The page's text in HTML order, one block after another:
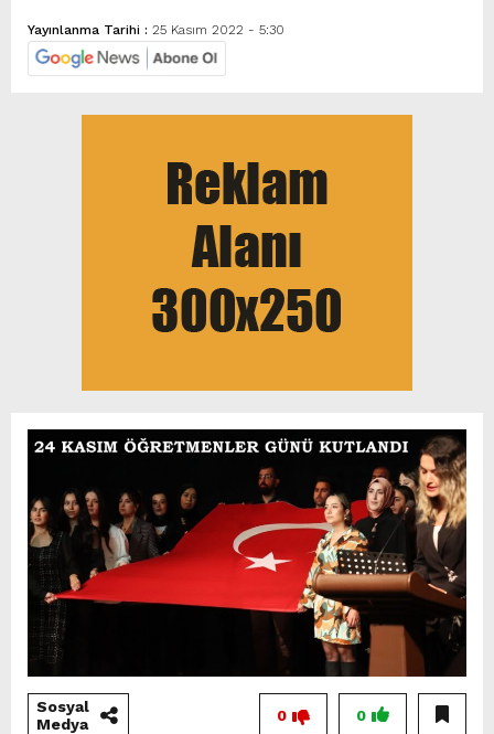
Yayınlanma Tarihi : 25 Kasım 2022 - 5:30
Sosyal
Medya
0
0